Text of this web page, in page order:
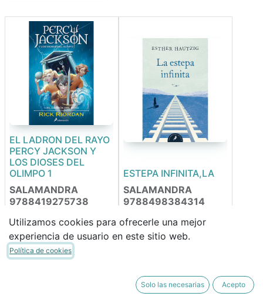
EL LADRON DEL RAYO
PERCY JACKSON Y
LOS DIOSES DEL
OLIMPO 1
SALAMANDRA
9788419275738
16,95 €
14,41
ESTEPA INFINITA,LA
SALAMANDRA
9788498384314
10,95
Utilizamos cookies para ofrecerle una mejor
experiencia de usuario en este sitio web.
Política de cookies
Solo las necesarias Acepto